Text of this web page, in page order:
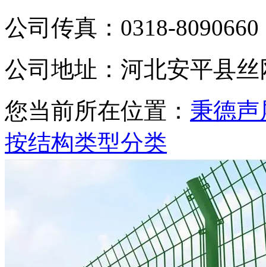
公司传真： 0318-8090660
公司地址： 河北安平县
您当前所在位置： 秉德
按结构类型分类